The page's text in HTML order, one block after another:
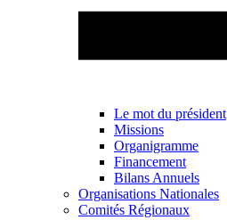
Le mot du président
Missions
Organigramme
Financement
Bilans Annuels
Organisations Nationales
Comités Régionaux